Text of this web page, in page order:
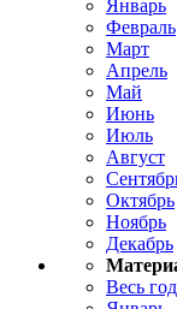
Январь
Февраль
Март
Апрель
Май
Июнь
Июль
Август
Октябрь
Ноябрь
Декабрь
Весь год